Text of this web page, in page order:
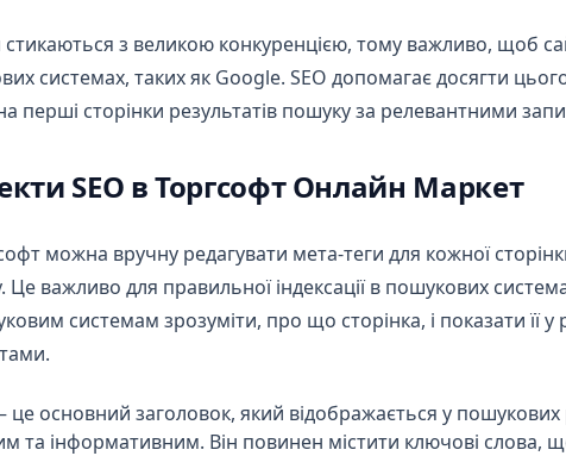
стикаються з великою конкуренцією, тому важливо, щоб
системах, таких як Google. SEO допомагає досягти
перші сторінки результатів пошуку за релевантними
SEO в Торгсофт Онлайн Маркет
можна вручну редагувати мета-теги для кожної
Це важливо для правильної індексації в пошукових
системам зрозуміти, про що сторінка, і показати її у
основний заголовок, який відображається у пошукових
та інформативним. Він повинен містити ключові слова,